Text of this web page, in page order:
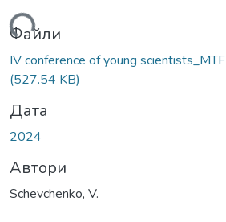
Файли
ІV conference of young
(527.54 KB)
Дата
2024
Автори
Schevchenko, V.